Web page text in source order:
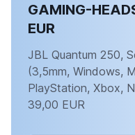
GAMING-
EUR
JBL Quantum 250,
(3,5mm, Windows,
PlayStation, Xbox,
39,00 EUR